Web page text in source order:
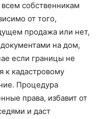
собственникам
от того,
продажа или нет,
на дом,
если границы не
к кадастровому
Процедура
права, избавит от
и даст